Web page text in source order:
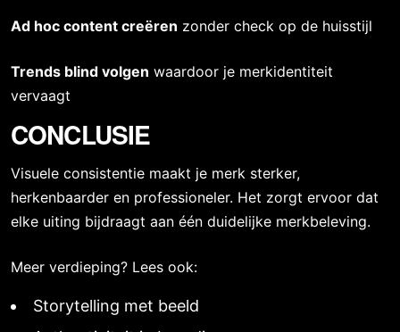
Ad hoc content creëren zonder check op de huisstijl
Trends blind volgen waardoor je merkidentiteit
vervaagt
CONCLUSIE
Visuele consistentie maakt je merk sterker,
herkenbaarder en professioneler. Het zorgt ervoor dat
elke uiting bijdraagt aan één duidelijke merkbeleving.
Meer verdieping? Lees ook:
Storytelling met beeld